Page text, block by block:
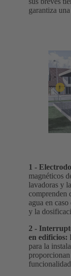
garantiza
1 -
magnéticos
lavadoras y
comprenden
agua en
y la
2 -
en edificios:
para la